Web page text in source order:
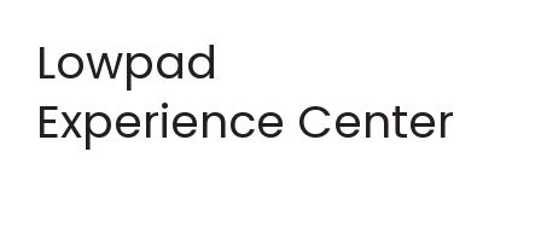
Lowpad
Experience Center